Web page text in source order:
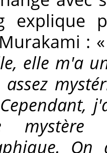
explique
:
elle m'a